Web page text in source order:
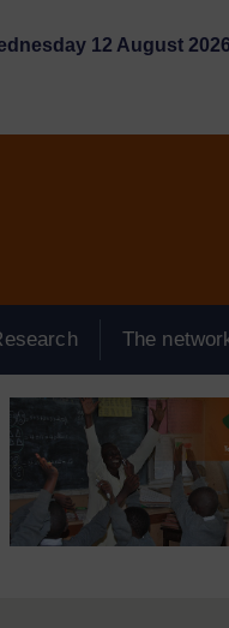
12 August
The